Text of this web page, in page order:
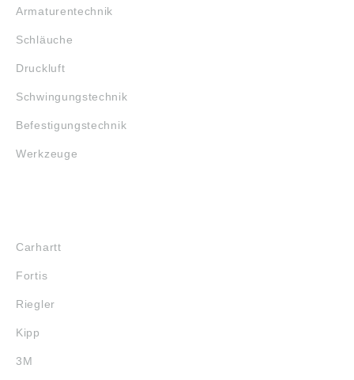
Armaturentechnik
Schläuche
Druckluft
Schwingungstechnik
Befestigungstechnik
Werkzeuge
Carhartt
Fortis
Riegler
Kipp
3M